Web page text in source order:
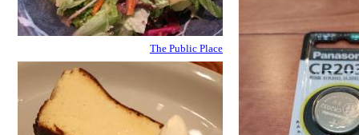
The Public Place